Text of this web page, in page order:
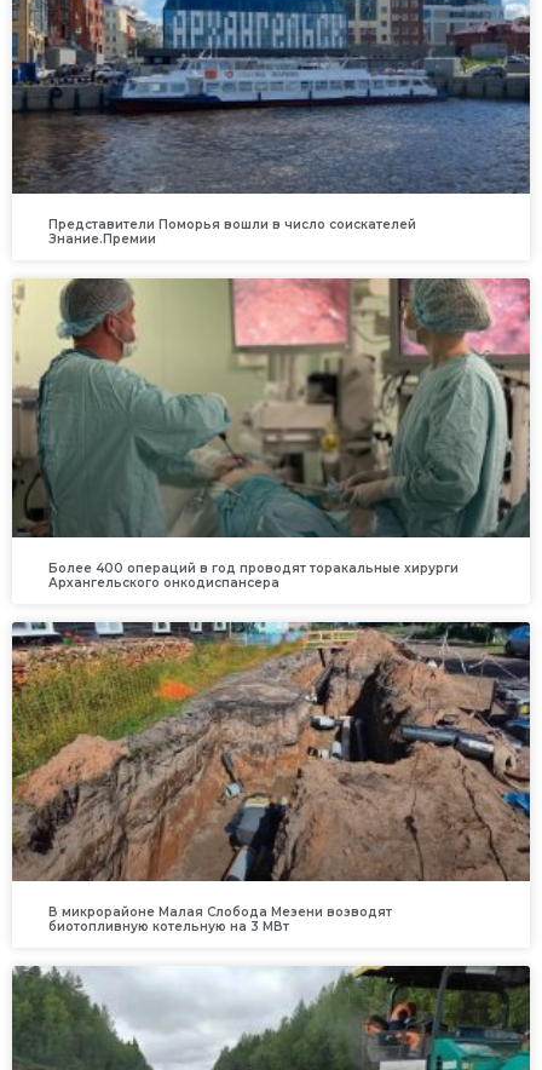
Представители Поморья вошли в число соискателей
Знание.Премии
Более 400 операций в год проводят торакальные хирурги
Архангельского онкодиспансера
В микрорайоне Малая Слобода Мезени возводят
биотопливную котельную на 3 МВт